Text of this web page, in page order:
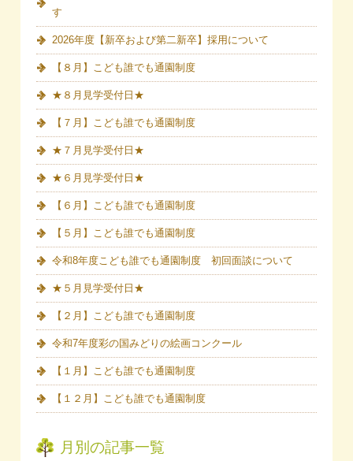
す
2026年度【新卒および第二新卒】採用について
【８月】こども誰でも通園制度
★８月見学受付日★
【７月】こども誰でも通園制度
★７月見学受付日★
★６月見学受付日★
【６月】こども誰でも通園制度
【５月】こども誰でも通園制度
令和8年度こども誰でも通園制度 初回面談について
★５月見学受付日★
【２月】こども誰でも通園制度
令和7年度彩の国みどりの絵画コンクール
【１月】こども誰でも通園制度
【１２月】こども誰でも通園制度
月別の記事一覧